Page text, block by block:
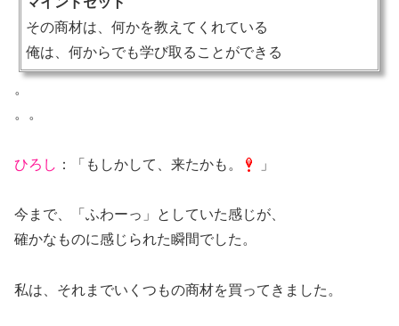
その商材は、何かを教えてくれている
俺は、何からでも学び取ることができる
。
。。
ひろし ：「もしかして、来たかも。 」
今まで、「ふわーっ」としていた感じが、
確かなものに感じられた瞬間でした。
私は、それまでいくつもの商材を買ってきました。